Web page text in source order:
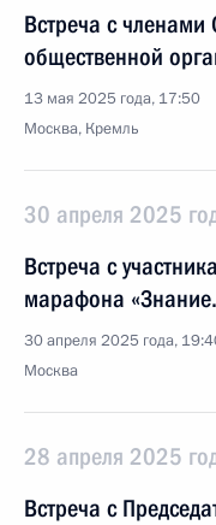
Встреча с
общественной
13 мая 2025 года, 17:50
Москва, Кремль
30 апреля 2025
Встреча с
марафона
30 апреля 2025 года,
Москва
28 апреля 2025
Встреча с